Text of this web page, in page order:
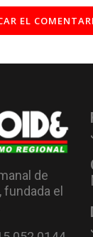
de
fundada el